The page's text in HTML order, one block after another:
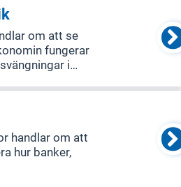
om att se
fungerar
i
människor och
handlar om att
hur banker,